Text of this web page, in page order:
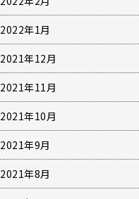
2022年1月
2021年12月
2021年11月
2021年10月
2021年9月
2021年8月